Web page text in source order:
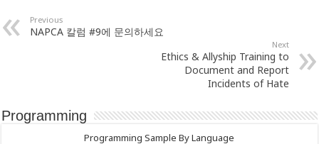
Previous
NAPCA 칼럼 #9에 문의하세요
Next
Ethics & Allyship Training to
Document and Report
Incidents of Hate
Programming
Programming Sample By Language